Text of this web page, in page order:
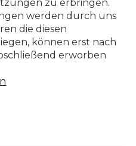
zu erbringen.
werden durch uns
die diesen
können erst nach
erworben